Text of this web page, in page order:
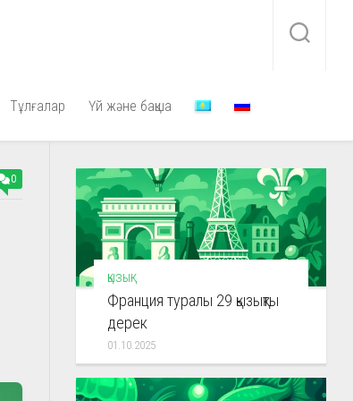
Тұлғалар Үй және бақша
0
ҚЫЗЫҚ
Франция туралы 29 қызықты
дерек
01.10.2025